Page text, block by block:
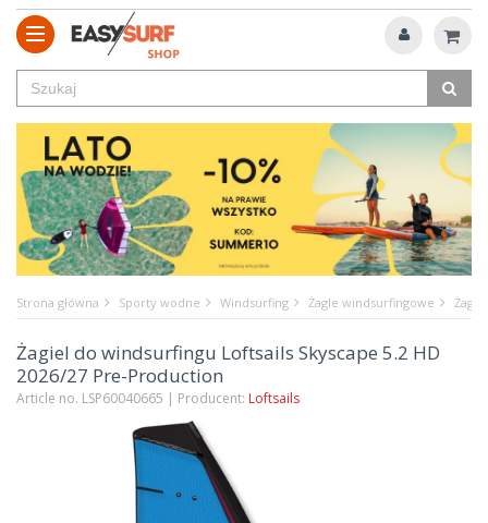
Strona główna Sporty wodne Windsurfing Żagle windsurfingowe
Żagiel do windsurfingu Loftsails Skyscape 5.2 HD
2026/27 Pre-Production
Article no. LSP60040665 | Producent: Loftsails